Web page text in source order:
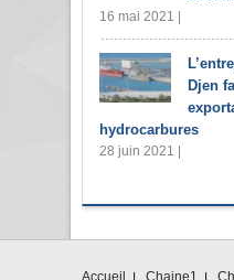
16 mai 2021 |
Djen
hydrocarbures
28 juin 2021 |
Accueil Chaine1